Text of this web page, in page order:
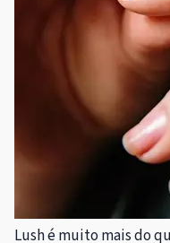
Lush é muito mais do